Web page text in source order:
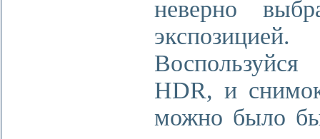
неверно
экспозицией.
Воспользуйся
HDR, и
можно было